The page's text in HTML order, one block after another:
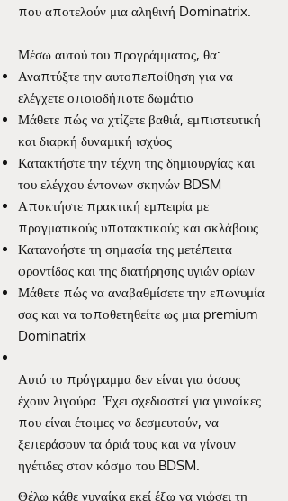
που αποτελούν μια αληθινή Dominatrix.
Μέσω αυτού του προγράμματος, θα:
Αναπτύξτε την αυτοπεποίθηση για να
ελέγχετε οποιοδήποτε δωμάτιο
Μάθετε πώς να χτίζετε βαθιά, εμπιστευτική
και διαρκή δυναμική ισχύος
Κατακτήστε την τέχνη της δημιουργίας και
του ελέγχου έντονων σκηνών BDSM
Αποκτήστε πρακτική εμπειρία με
πραγματικούς υποτακτικούς και σκλάβους
Κατανοήστε τη σημασία της μετέπειτα
φροντίδας και της διατήρησης υγιών ορίων
Μάθετε πώς να αναβαθμίσετε την επωνυμία
σας και να τοποθετηθείτε ως μια premium
Dominatrix
Αυτό το πρόγραμμα δεν είναι για όσους
έχουν λιγούρα. Έχει σχεδιαστεί για γυναίκες
που είναι έτοιμες να δεσμευτούν, να
ξεπεράσουν τα όριά τους και να γίνουν
ηγέτιδες στον κόσμο του BDSM.
Θέλω κάθε γυναίκα εκεί έξω να νιώσει τη